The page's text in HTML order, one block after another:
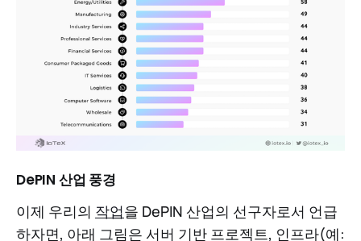
DePIN 산업 풍경
이제 우리의 작업을 DePIN 산업의 선구자로서 언급
하자면, 아래 그림은 서버 기반 프로젝트, 인프라(예: